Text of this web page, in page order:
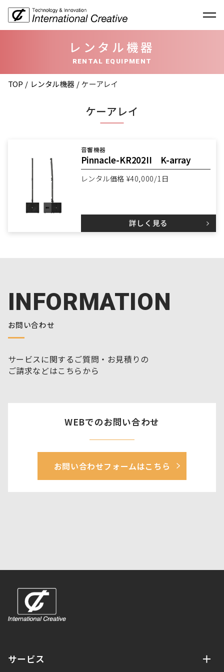
レンタル機器
RENTAL EQUIPMENT
TOP レンタル機器 ケーアレイ
ケーアレイ
音響機器
Pinnacle-KR202II K-array
レンタル価格 ¥40,000/1日
詳しく見る
INFORMATION
お問い合わせ
サービスに関するご質問・お見積りの
ご請求などはこちらから
WEBでのお問い合わせ
お問い合わせフォームはこちら
サービス